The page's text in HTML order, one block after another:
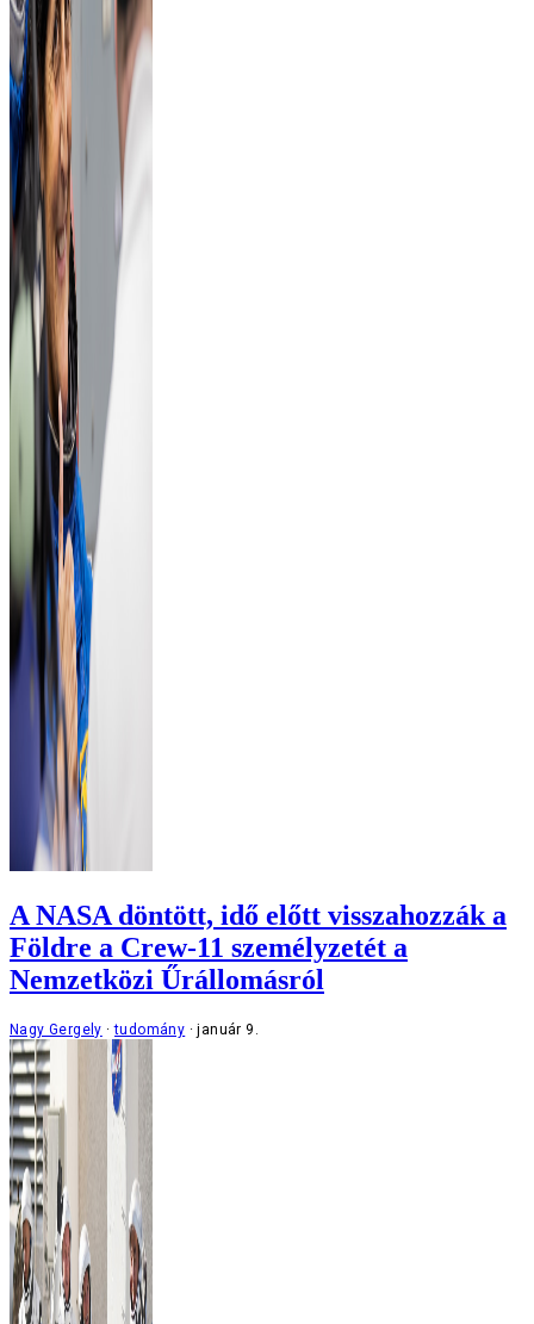
A NASA döntött, idő előtt visszahozzák a
Földre a Crew-11 személyzetét a
Nemzetközi Űrállomásról
Nagy Gergely tudomány január 9.